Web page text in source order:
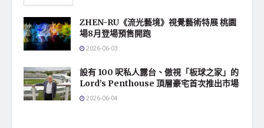
ZHEN-RU《流光藝境》視覺藝術特展 桃園
場8月登場預售開跑
2026-06-03
設有 100 呎私人露台、傲視「板球之家」的
Lord’s Penthouse 頂層豪宅首次推出市場
2026-06-04